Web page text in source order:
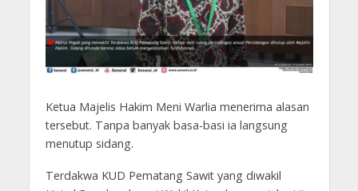
Ketua Majelis Hakim Meni Warlia menerima alasan
tersebut. Tanpa banyak basa-basi ia langsung
menutup sidang.
Terdakwa KUD Pematang Sawit yang diwakil